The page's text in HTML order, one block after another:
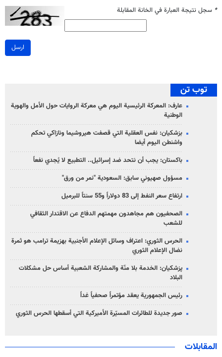
* سجل نتيجة العبارة في الخانة المقابلة
ارسل
توب تن
عارف: المعركة الرئيسية اليوم هي معركة الروايات حول الأمل والهوية
الوطنية
بزشكيان: نفس العقلية التي قصفت هيروشيما ونازاكي تحكم
واشنطن اليوم أيضا
باكستان: يجب أن نتحد ضد إسرائيل.. التطبيع لا يُجدي نفعاً
مسؤول صهيوني سابق: السعودية "نمر من ورق"
ارتفاع سعر النفط إلى 83 دولاراً و55 سنتاً للبرميل
الصحفيون هم مجاهدون مهمتهم الدفاع عن الاقتدار الثقافي
للشعب
الحرس الثوري: اعتراف وسائل الإعلام الأجنبية بهزيمة ترامب هو ثمرة
نضال الإعلام الثوري
پزشکیان: الخدمة بلا منّة والمشاركة الشعبية أساس حل مشكلات
البلاد
رئيس الجمهورية يعقد مؤتمراً صحفياً غداً
صور جديدة للطائرات المسيّرة الأميركية التي أسقطها الحرس الثوري
المقابلات